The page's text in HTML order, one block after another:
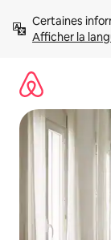
directement
Afficher la